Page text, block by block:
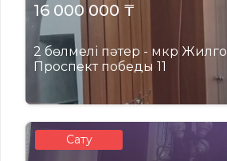
16 000 000 ₸
2 бөлмелі пәтер - мкр
Проспект победы 11
Сату